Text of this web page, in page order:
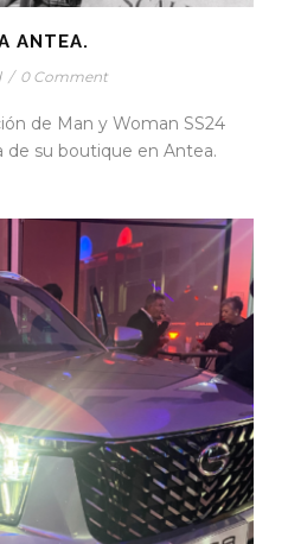
ANTEA.
/ 0 Comment
de Man y Woman SS24
de su boutique en Antea.